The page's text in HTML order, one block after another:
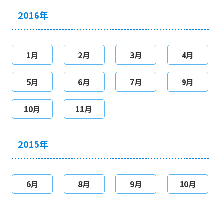
2016年
1月 2月 3月 4月
5月 6月 7月 9月
10月 11月
2015年
6月 8月 9月 10月